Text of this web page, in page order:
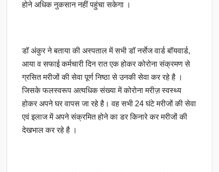
होने अधिक नुकसान नहीं पहुंचा सकेगा ।
डॉ अंकुर ने बताया की अस्पताल में सभी डॉ नर्सेज वार्ड बॉयवार्ड,
आया व सफाई कर्मचारी दिन रात एक होकर कोरोना संक्रमण से
ग्रसित मरीजों की सेवा पूर्ण निष्ठा से उनकी सेवा कर रहे है ।
जिसके फलस्वरूप अत्यधिक संख्या में कोरोना मरीज़ स्वस्थ्य
होकर अपने घर वापस जा रहे है। वह सभी 24 घंटे मरीजों की सेवा
एवं इलाज में अपने संक्रमित होने का डर किनारे कर मरीजों की
देखभाल कर रहे है ।